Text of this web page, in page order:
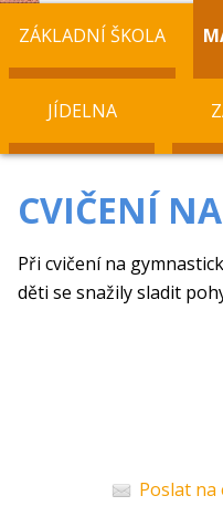
ZÁKLADNÍ ŠKOLA
JÍDELNA
CVIČENÍ
Při cvičení na
děti se snažily sladit
Poslat na